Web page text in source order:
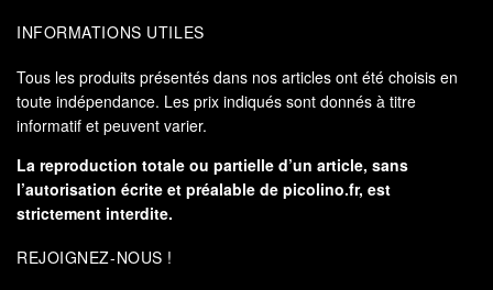
INFORMATIONS UTILES
Tous les produits présentés dans nos articles ont été choisis en
toute indépendance. Les prix indiqués sont donnés à titre
informatif et peuvent varier.
La reproduction totale ou partielle d’un article, sans
l’autorisation écrite et préalable de picolino.fr, est
strictement interdite.
REJOIGNEZ-NOUS !